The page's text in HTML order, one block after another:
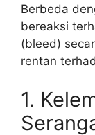
Berbeda
bereaksi
(bleed)
rentan
1.